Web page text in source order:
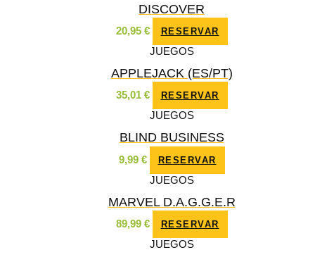
DISCOVER
20,95 € RESERVAR
JUEGOS
APPLEJACK (ES/PT)
35,01 € RESERVAR
JUEGOS
BLIND BUSINESS
9,99 € RESERVAR
JUEGOS
MARVEL D.A.G.G.E.R
89,99 € RESERVAR
JUEGOS